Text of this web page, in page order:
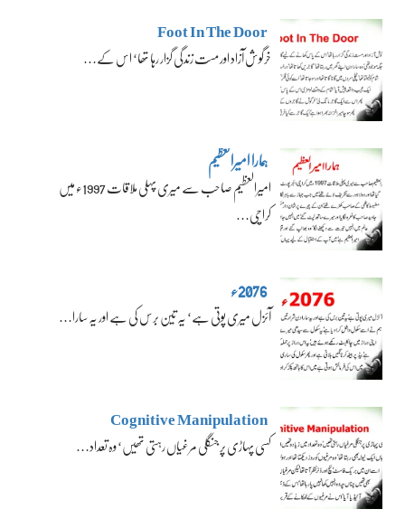
Foot In The Door
خرگوش آزاد اور مست زندگی گزار رہا تھا‘ اس کے…
ہمارا امیرالعظیم
امیرالعظیم صاحب سے میری پہلی ملاقات 1997ء میں
کراچی…
2076ء
آئزل میری پوتی ہے‘ یہ تین برس کی ہے اور یہ سارا…
Cognitive Manipulation
کسی پہاڑی پر جنگلی مرغیاں رہتی تھیں‘ وہ تعداد…